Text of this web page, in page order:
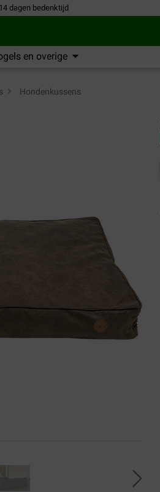
14 dagen bedenktijd
en overige
Hondenkussens